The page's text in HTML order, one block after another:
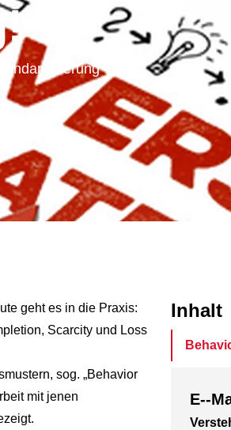
Inhalt
E--
geht es in die Praxis:
Scarcity und Loss
sog. „Behavior
mit jenen